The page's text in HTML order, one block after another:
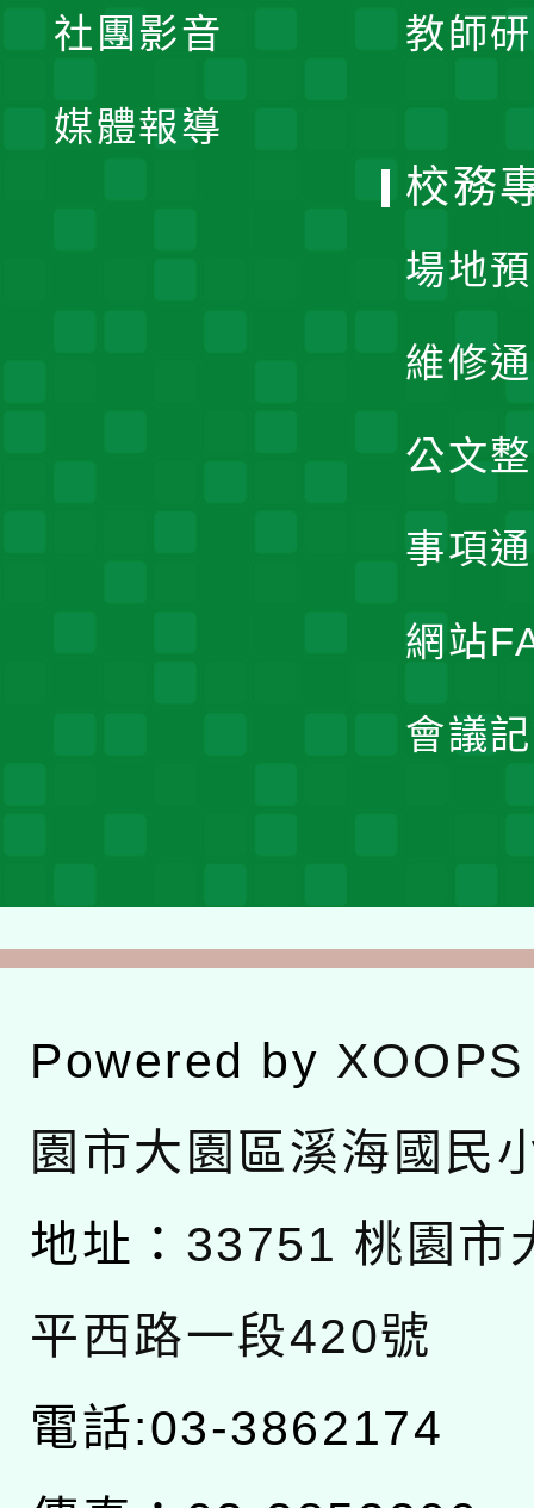
教師
社團影音
媒體報導
校務
場地
維修
公文
事項
網站
會議
Powered by XOOPS
園市大園區溪海國民
地址： 33751 桃園市
平西路一段420號
電話:03-3862174